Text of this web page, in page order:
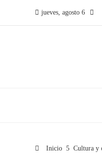
jueves, agosto 6
Inicio Cultura y